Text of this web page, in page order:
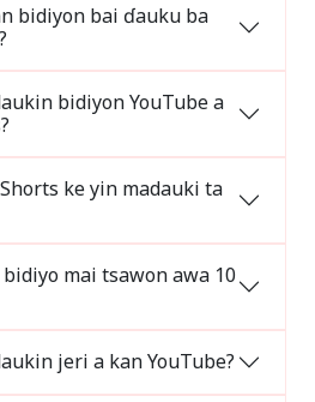
bidiyon bai ɗauku ba
bidiyon YouTube a
ke yin madauki ta
mai tsawon awa 10
jeri a kan YouTube?